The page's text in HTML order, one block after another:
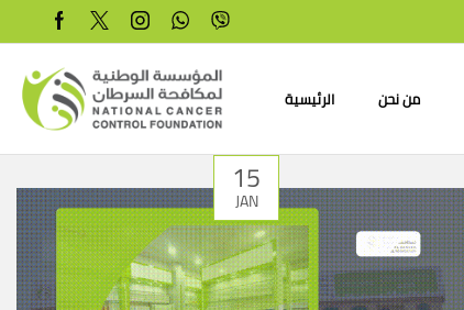
الرئيسية من نحن
15
JAN